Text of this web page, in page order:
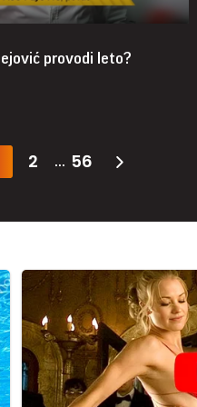
provodi leto?
2 ... 56